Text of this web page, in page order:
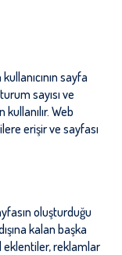
sayfa
sayısı ve
kullanılır. Web
erişir ve sayfası
oluşturduğu
kalan başka
eklentiler, reklamlar